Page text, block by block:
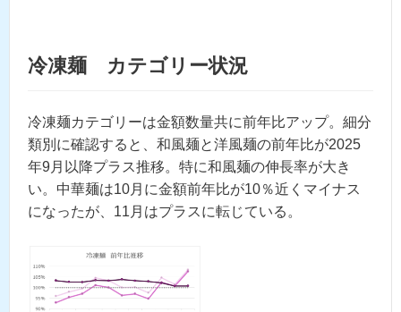
冷凍麺 カテゴリー状況
冷凍麺カテゴリーは金額数量共に前年比アップ。細分
類別に確認すると、和風麺と洋風麺の前年比が2025
年9月以降プラス推移。特に和風麺の伸長率が大き
い。中華麺は10月に金額前年比が10％近くマイナス
になったが、11月はプラスに転じている。